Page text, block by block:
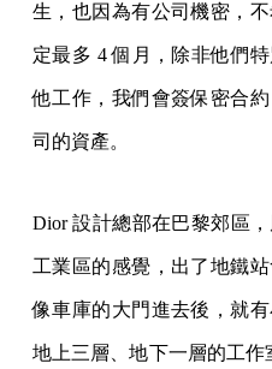
生，也因為有公司機密，
定最多 4 個月，除非他們
他工作，我們會簽保密合
司的資產。
Dior 設計總部在巴黎郊區
工業區的感覺，出了地鐵
像車庫的大門進去後，就
地上三層、地下一層的工作